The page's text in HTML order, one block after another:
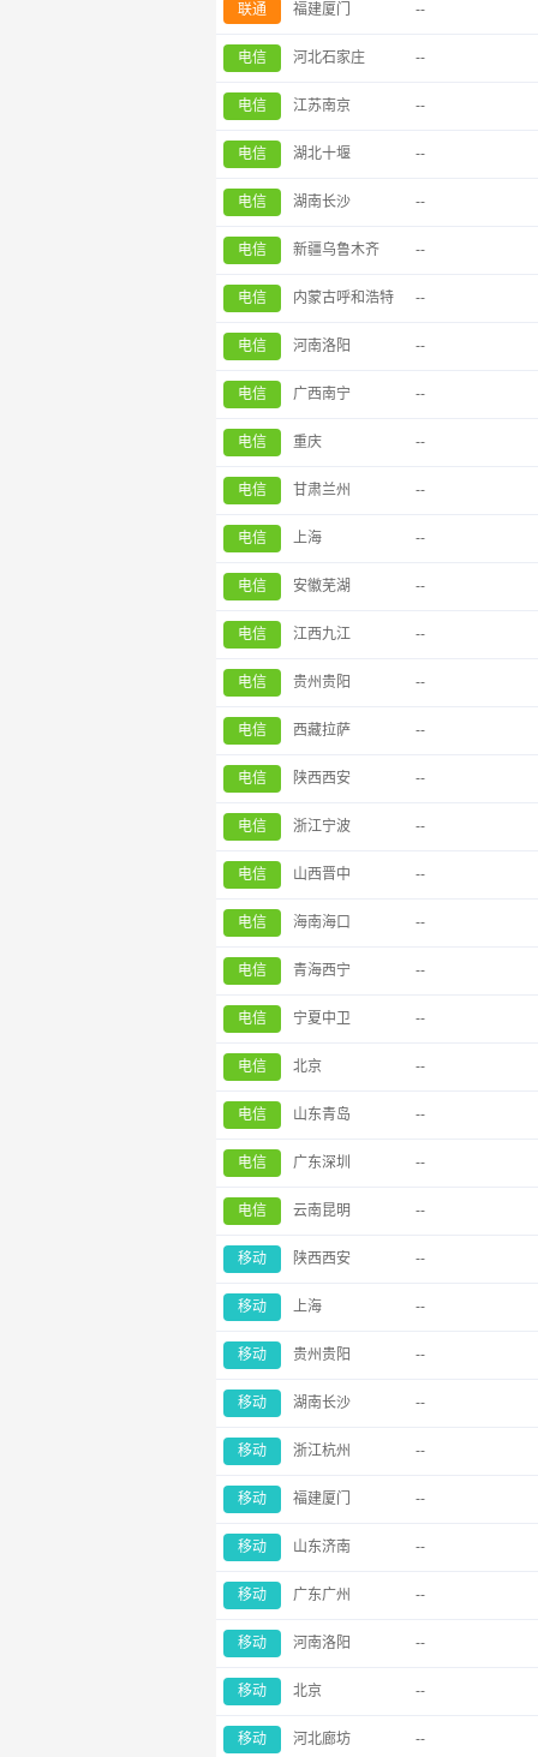
联通 福建厦门 --
电信 河北石家庄 --
电信 江苏南京 --
电信 湖北十堰 --
电信 湖南长沙 --
电信 新疆乌鲁木齐 --
电信 内蒙古呼和浩特 --
电信 河南洛阳 --
电信 广西南宁 --
电信 重庆 --
电信 甘肃兰州 --
电信 上海 --
电信 安徽芜湖 --
电信 江西九江 --
电信 贵州贵阳 --
电信 西藏拉萨 --
电信 陕西西安 --
电信 浙江宁波 --
电信 山西晋中 --
电信 海南海口 --
电信 青海西宁 --
电信 宁夏中卫 --
电信 北京 --
电信 山东青岛 --
电信 广东深圳 --
电信 云南昆明 --
移动 陕西西安 --
移动 上海 --
移动 贵州贵阳 --
移动 湖南长沙 --
移动 浙江杭州 --
移动 福建厦门 --
移动 山东济南 --
移动 广东广州 --
移动 河南洛阳 --
移动 北京 --
移动 河北廊坊 --